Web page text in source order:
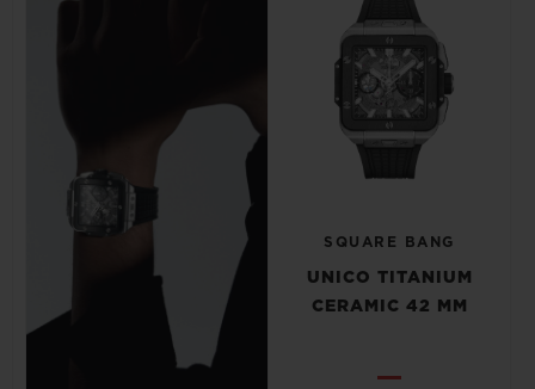
SQUARE BANG
UNICO TITANIUM
CERAMIC 42 MM